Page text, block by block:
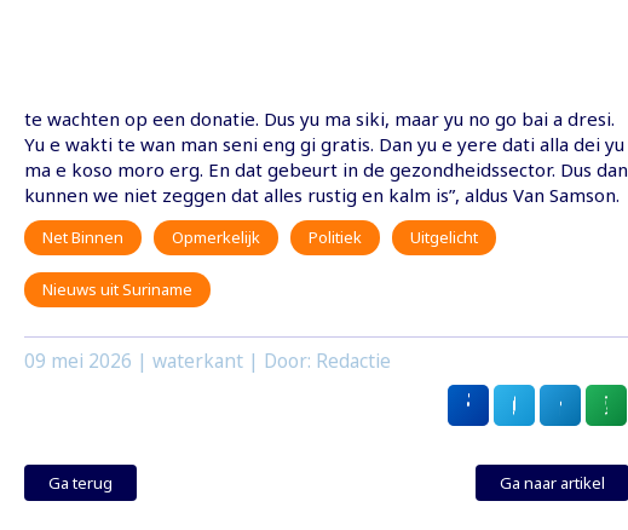
te wachten op een donatie. Dus yu ma siki, maar yu no go bai a dresi.
Yu e wakti te wan man seni eng gi gratis. Dan yu e yere dati alla dei yu
ma e koso moro erg. En dat gebeurt in de gezondheidssector. Dus dan
kunnen we niet zeggen dat alles rustig en kalm is”, aldus Van Samson.
Net Binnen Opmerkelijk Politiek Uitgelicht
Nieuws uit Suriname
09 mei 2026 | waterkant | Door: Redactie
Ga terug Ga naar artikel